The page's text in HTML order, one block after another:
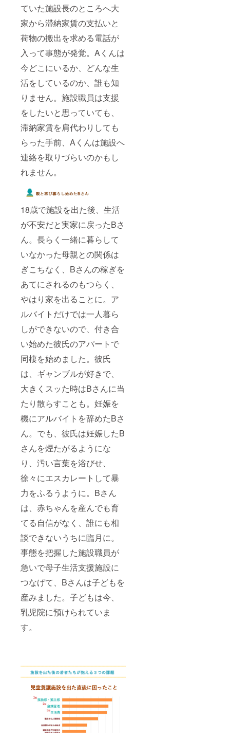
ていた施設長のところへ大
家から滞納家賃の支払いと
荷物の搬出を求める電話が
入って事態が発覚。Aくんは
今どこにいるか、どんな生
活をしているのか、誰も知
りません。施設職員は支援
をしたいと思っていても、
滞納家賃を肩代わりしても
らった手前、Aくんは施設へ
連絡を取りづらいのかもし
れません。
18歳で施設を出た後、生活
が不安だと実家に戻ったBさ
ん。長らく一緒に暮らして
いなかった母親との関係は
ぎこちなく、Bさんの稼ぎを
あてにされるのもつらく、
やはり家を出ることに。ア
ルバイトだけでは一人暮ら
しができないので、付き合
い始めた彼氏のアパートで
同棲を始めました。彼氏
は、ギャンブルが好きで、
大きくスッた時はBさんに当
たり散らすことも。妊娠を
機にアルバイトを辞めたBさ
ん。でも、彼氏は妊娠したB
さんを煙たがるようにな
り、汚い言葉を浴びせ、
徐々にエスカレートして暴
力をふるうように。Bさん
は、赤ちゃんを産んでも育
てる自信がなく、誰にも相
談できないうちに臨月に。
事態を把握した施設職員が
急いで母子生活支援施設に
つなげて、Bさんは子どもを
産みました。子どもは今、
乳児院に預けられていま
す。